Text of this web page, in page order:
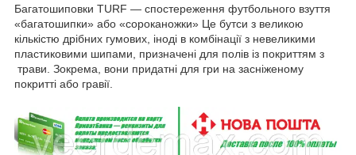
Багатошиповки TURF — спостереження футбольного взуття
«багатошипки» або «сороканожки» Це бутси з великою
кількістю дрібних гумових, іноді в комбінації з невеликими
пластиковими шипами, призначені для полів із покриттям з
трави. Зокрема, вони придатні для гри на засніженому
покритті або гравії.